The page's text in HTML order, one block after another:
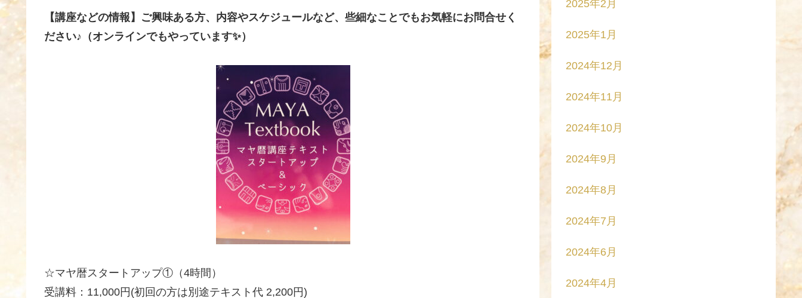
【講座などの情報】ご興味ある方、内容やスケジュールなど、些細なことでもお気軽にお問合せく
ださい♪（オンラインでもやっています✨）
☆マヤ暦スタートアップ①（4時間）
受講料：11,000円(初回の方は別途テキスト代 2,200円)
2025年2月
2025年1月
2024年12月
2024年11月
2024年10月
2024年9月
2024年8月
2024年7月
2024年6月
2024年4月